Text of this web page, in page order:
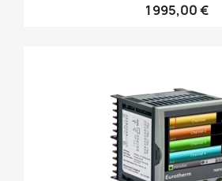
1 995,00 €